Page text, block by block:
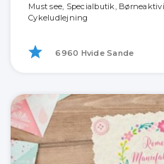
Must see, Specialbutik,
Cykeludlejning
6960 Hvide Sande